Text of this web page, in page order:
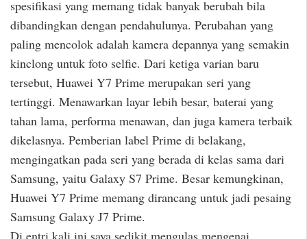
spesifikasi yang memang tidak banyak berubah bila
dibandingkan dengan pendahulunya. Perubahan yang
paling mencolok adalah kamera depannya yang semakin
kinclong untuk foto selfie. Dari ketiga varian baru
tersebut, Huawei Y7 Prime merupakan seri yang
tertinggi. Menawarkan layar lebih besar, baterai yang
tahan lama, performa menawan, dan juga kamera terbaik
dikelasnya. Pemberian label Prime di belakang,
mengingatkan pada seri yang berada di kelas sama dari
Samsung, yaitu Galaxy S7 Prime. Besar kemungkinan,
Huawei Y7 Prime memang dirancang untuk jadi pesaing
Samsung Galaxy J7 Prime.